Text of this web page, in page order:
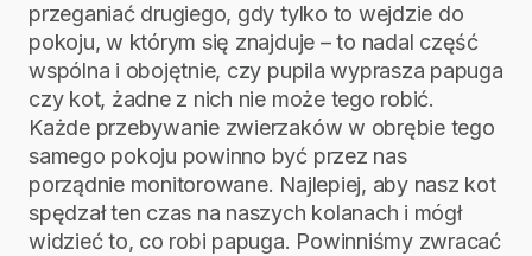
przeganiać drugiego, gdy tylko to wejdzie do
pokoju, w którym się znajduje – to nadal część
wspólna i obojętnie, czy pupila wyprasza papuga
czy kot, żadne z nich nie może tego robić.
Każde przebywanie zwierzaków w obrębie tego
samego pokoju powinno być przez nas
porządnie monitorowane. Najlepiej, aby nasz kot
spędzał ten czas na naszych kolanach i mógł
widzieć to, co robi papuga. Powinniśmy zwracać